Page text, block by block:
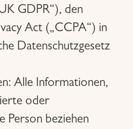
GDPR“), den
Act („CCPA“) in
Datenschutzgesetz
Alle Informationen,
oder
Person beziehen